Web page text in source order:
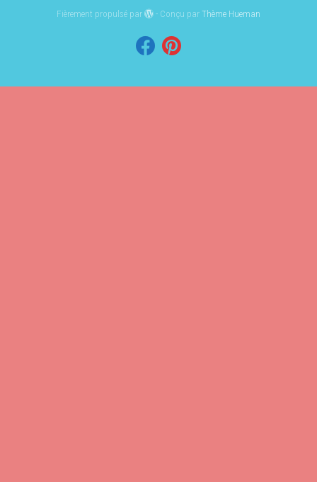
Fièrement propulsé par - Conçu parThème Hueman